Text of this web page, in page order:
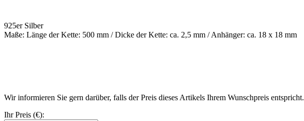
925er Silber
Maße: Länge der Kette: 500 mm / Dicke der Kette: ca. 2,5 mm / Anhänger: ca. 18 x 18 mm
Wir informieren Sie gern darüber, falls der Preis dieses Artikels Ihrem Wunschpreis entspricht.
Ihr Preis (€):